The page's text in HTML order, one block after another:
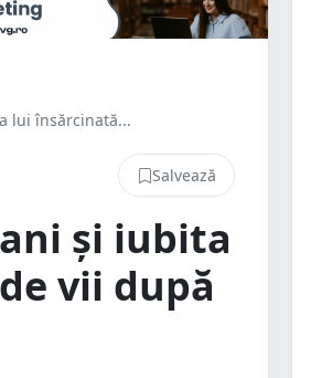
lui însărcinată...
Salvează
și iubita
vii după